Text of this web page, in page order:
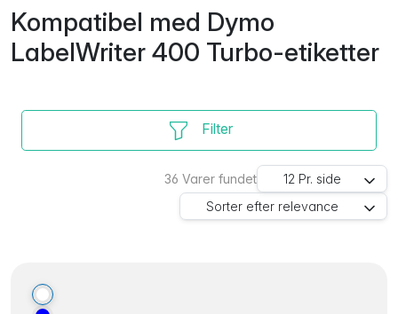
Kompatibel med Dymo
LabelWriter 400 Turbo-etiketter
Filter
36Varer fundet 12 Pr. side
Sorter efter relevance